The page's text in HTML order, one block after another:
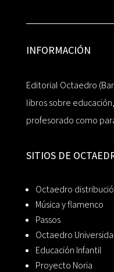
INFORMACIÓN
Editorial Octaedro
libros sobre
profesorado como
SITIOS DE
Octaedro
Música y flamenco
Passos
Octaedro
Educación Infantil
Proyecto Noria